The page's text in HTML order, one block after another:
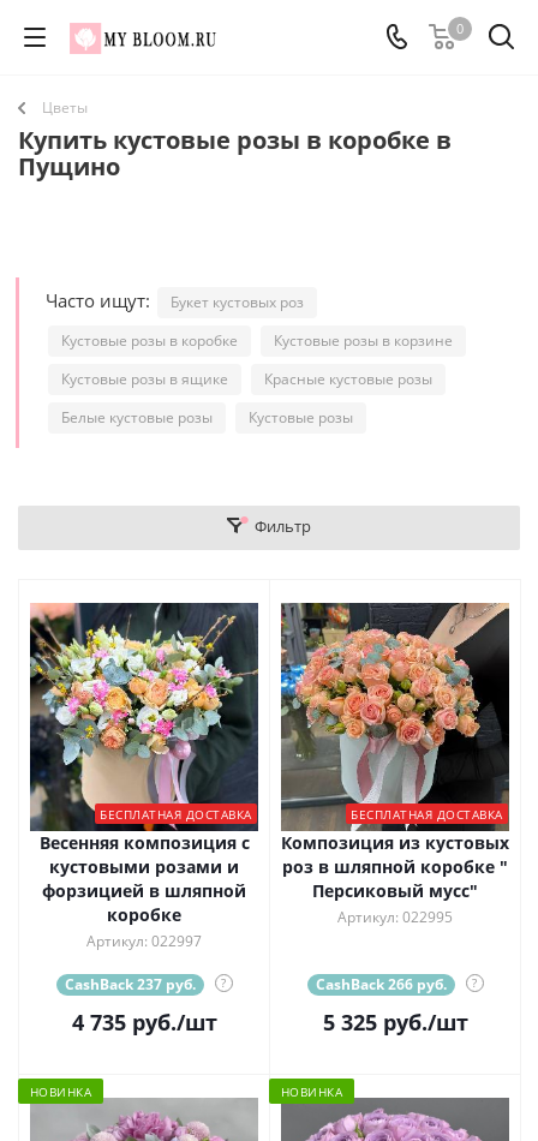
0
Цветы
Купить кустовые розы в коробке в
Пущино
Часто ищут:
Букет кустовых роз
Кустовые розы в коробке
Кустовые розы в корзине
Кустовые розы в ящике
Красные кустовые розы
Белые кустовые розы
Кустовые розы
Фильтр
БЕСПЛАТНАЯ ДОСТАВКА
Весенняя композиция с
кустовыми розами и
форзицией в шляпной
коробке
Артикул: 022997
CashBack 237 руб. ?
4 735руб./шт
БЕСПЛАТНАЯ ДОСТАВКА
Композиция из кустовых
роз в шляпной коробке "
Персиковый мусс"
Артикул: 022995
CashBack 266 руб. ?
5 325руб./шт
НОВИНКА НОВИНКА